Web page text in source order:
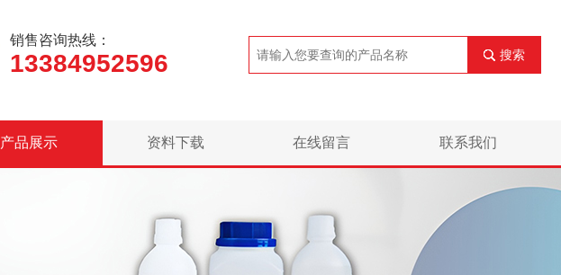
销售咨询热线：
13384952596 搜索
产品展示 资料下载 在线留言 联系我们